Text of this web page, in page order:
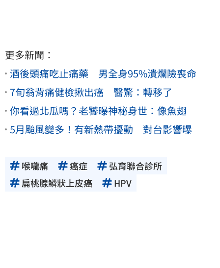
更多新聞：
酒後頭痛吃止痛藥 男全身95%潰爛險喪命
7旬翁背痛健檢揪出癌 醫驚：轉移了
你看過北瓜嗎？老饕曝神秘身世：像魚翅
5月颱風變多！有新熱帶擾動 對台影響曝
喉嚨痛 癌症
弘育聯合診所
扁桃腺鱗狀上皮癌
HPV